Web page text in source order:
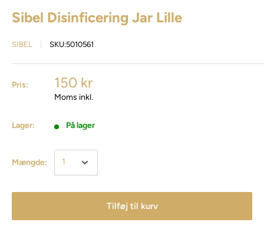
Sibel Disinficering Jar Lille
SIBEL SKU:5010561
Pris: 150 kr
Moms inkl.
Lager: På lager
Mængde:
Tilføj til kurv